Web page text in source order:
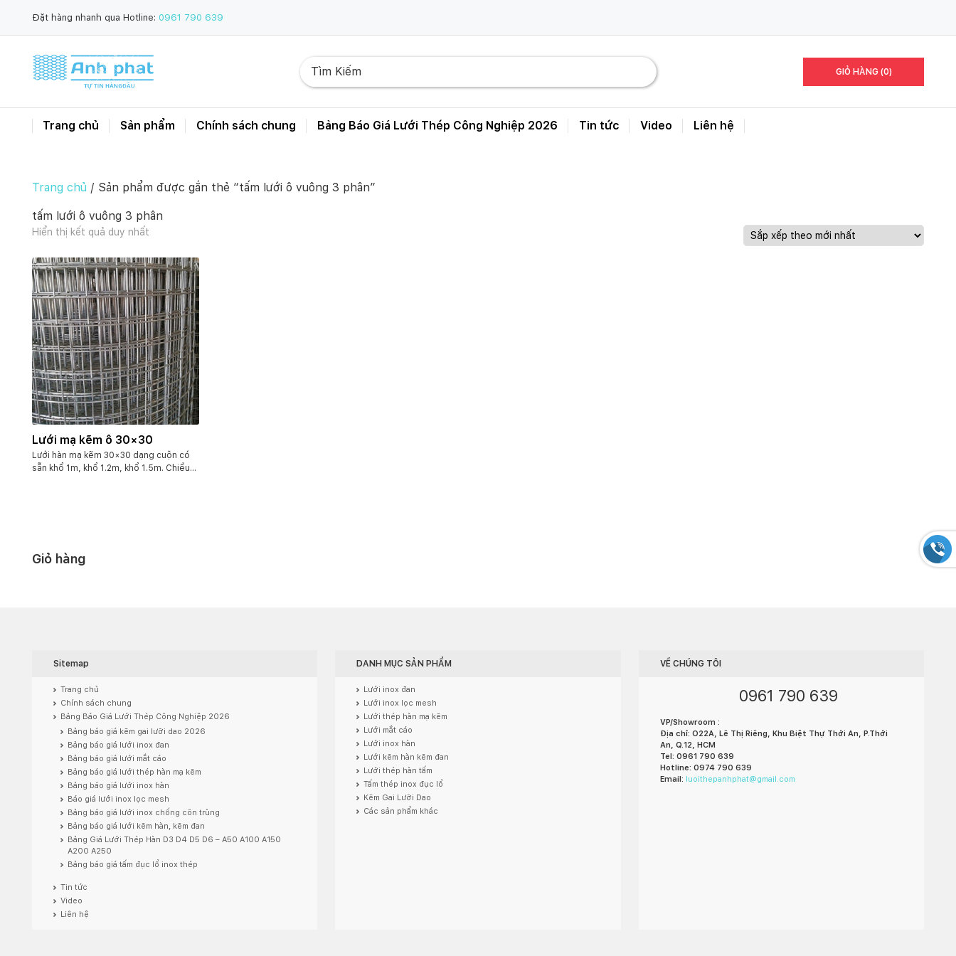
Đặt hàng nhanh qua Hotline: 0961 790 639
GIỎ HÀNG (0)
Trang chủ Sản phẩm Chính sách chung Bảng Báo Giá Lưới Thép Công Nghiệp 2026 Tin tức Video Liên hệ
Trang chủ / Sản phẩm được gắn thẻ “tấm lưới ô vuông 3 phân”
tấm lưới ô vuông 3 phân
Hiển thị kết quả duy nhất
Lưới mạ kẽm ô 30×30
Lưới hàn mạ kẽm 30×30 dạng cuộn có
sẵn khổ 1m, khổ 1.2m, khổ 1.5m. Chiều
Giỏ hàng
Sitemap
Trang chủ
Chính sách chung
Bảng Báo Giá Lưới Thép Công Nghiệp 2026
Bảng báo giá kẽm gai lưỡi dao 2026
Bảng báo giá lưới inox đan
Bảng báo giá lưới mắt cáo
Bảng báo giá lưới thép hàn mạ kẽm
Bảng báo giá lưới inox hàn
Báo giá lưới inox lọc mesh
Bảng báo giá lưới inox chống côn trùng
Bảng báo giá lưới kẽm hàn, kẽm đan
Bảng Giá Lưới Thép Hàn D3 D4 D5 D6 – A50 A100 A150
A200 A250
Bảng báo giá tấm đục lổ inox thép
Tin tức
Video
Liên hệ
DANH MỤC SẢN PHẨM
Lưới inox đan
Lưới inox lọc mesh
Lưới thép hàn mạ kẽm
Lưới mắt cáo
Lưới inox hàn
Lưới kẽm hàn kẽm đan
Lưới thép hàn tấm
Tấm thép inox đục lổ
Kẽm Gai Lưỡi Dao
Các sản phẩm khác
VỀ CHÚNG TÔI
0961 790 639
VP/Showroom :
Địa chỉ: O22A, Lê Thị Riêng, Khu Biệt Thự Thới An, P.Thới
An, Q.12, HCM
Tel: 0961 790 639
Hotline: 0974 790 639
Email:
luoithepanhphat@gmail.com